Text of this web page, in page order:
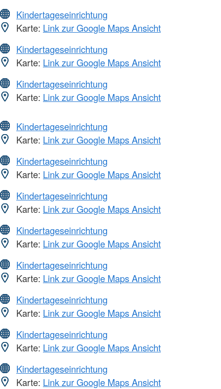
Kindertageseinrichtung
Karte: Link zur Google Maps Ansicht
Kindertageseinrichtung
Karte: Link zur Google Maps Ansicht
Kindertageseinrichtung
Karte: Link zur Google Maps Ansicht
Kindertageseinrichtung
Karte: Link zur Google Maps Ansicht
Kindertageseinrichtung
Karte: Link zur Google Maps Ansicht
Kindertageseinrichtung
Karte: Link zur Google Maps Ansicht
Kindertageseinrichtung
Karte: Link zur Google Maps Ansicht
Kindertageseinrichtung
Karte: Link zur Google Maps Ansicht
Kindertageseinrichtung
Karte: Link zur Google Maps Ansicht
Kindertageseinrichtung
Karte: Link zur Google Maps Ansicht
Kindertageseinrichtung
Karte: Link zur Google Maps Ansicht